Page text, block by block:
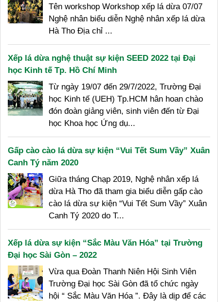
Tên workshop Workshop xếp lá dừa 07/07
Nghệ nhân biểu diễn Nghệ nhân xếp lá dừa
Hà Tho Địa chỉ ...
Xếp lá dừa nghệ thuật sự kiện SEED 2022 tại Đại
học Kinh tế Tp. Hồ Chí Minh
Từ ngày 19/07 đến 29/7/2022, Trường Đại
học Kinh tế (UEH) Tp.HCM hân hoan chào
đón đoàn giảng viên, sinh viên đến từ Đại
học Khoa học Ứng dụ...
Gấp cào cào lá dừa sự kiện “Vui Tết Sum Vầy” Xuân
Canh Tý năm 2020
Giữa tháng Chạp 2019, Nghệ nhân xếp lá
dừa Hà Tho đã tham gia biểu diễn gấp cào
cào lá dừa sự kiện “Vui Tết Sum Vầy” Xuân
Canh Tý 2020 do T...
Xếp lá dừa sự kiện “Sắc Màu Văn Hóa” tại Trường
Đại học Sài Gòn – 2022
Vừa qua Đoàn Thanh Niên Hội Sinh Viên
Trường Đại học Sài Gòn đã tổ chức ngày
hội “ Sắc Màu Văn Hóa ”. Đây là dịp để các